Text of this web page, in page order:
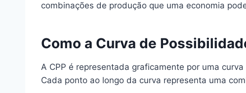
combinações de produção que uma economia
Como a Curva de
A CPP é representada graficamente por uma
Cada ponto ao longo da curva representa uma